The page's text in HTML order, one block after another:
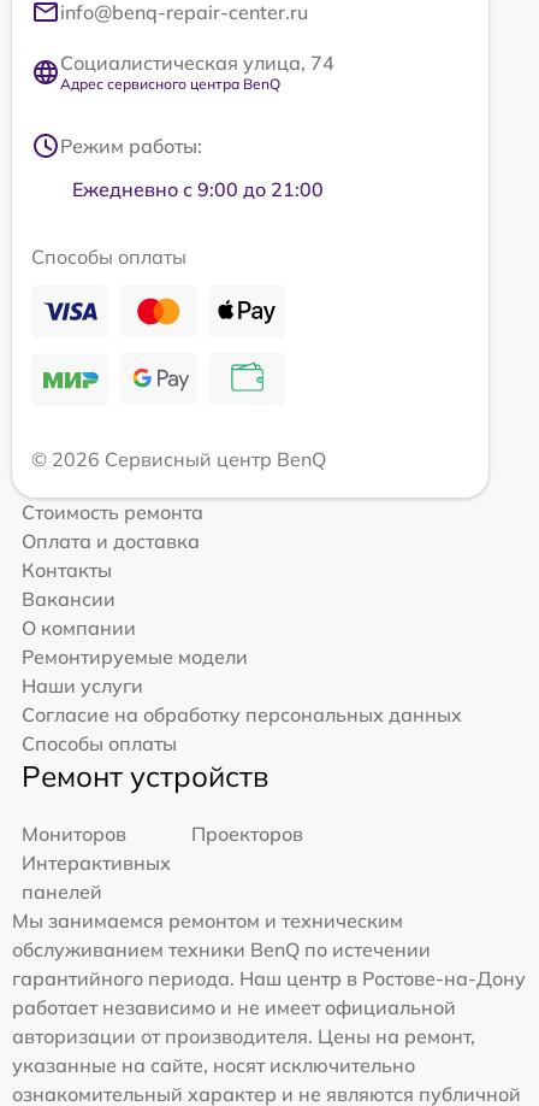
info@benq-repair-center.ru
Социалистическая улица, 74
Адрес сервисного центра BenQ
Режим работы:
Ежедневно с 9:00 до 21:00
Способы оплаты
© 2026 Сервисный центр BenQ
Стоимость ремонта
Оплата и доставка
Контакты
Вакансии
О компании
Ремонтируемые модели
Наши услуги
Согласие на обработку персональных данных
Способы оплаты
Ремонт устройств
Мониторов
Проекторов
Интерактивных
панелей
Мы занимаемся ремонтом и техническим
обслуживанием техники BenQ по истечении
гарантийного периода. Наш центр в Ростове-на-Дону
работает независимо и не имеет официальной
авторизации от производителя. Цены на ремонт,
указанные на сайте, носят исключительно
ознакомительный характер и не являются публичной